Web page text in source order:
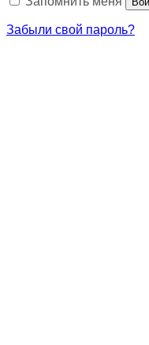
Забыли свой пароль?